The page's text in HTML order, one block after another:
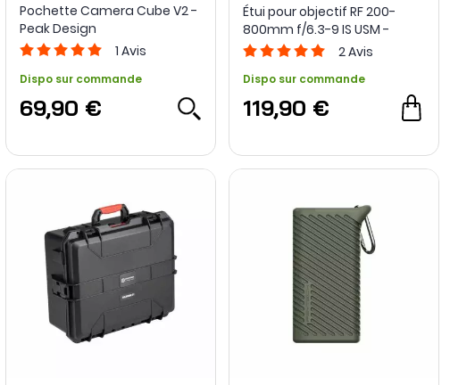
Pochette Camera Cube V2 -
Peak Design
1 Avis
Dispo sur commande
69,90 €
Étui pour objectif RF 200-
800mm f/6.3-9 IS USM -
Canon
2Avis
Dispo sur commande
119,90 €